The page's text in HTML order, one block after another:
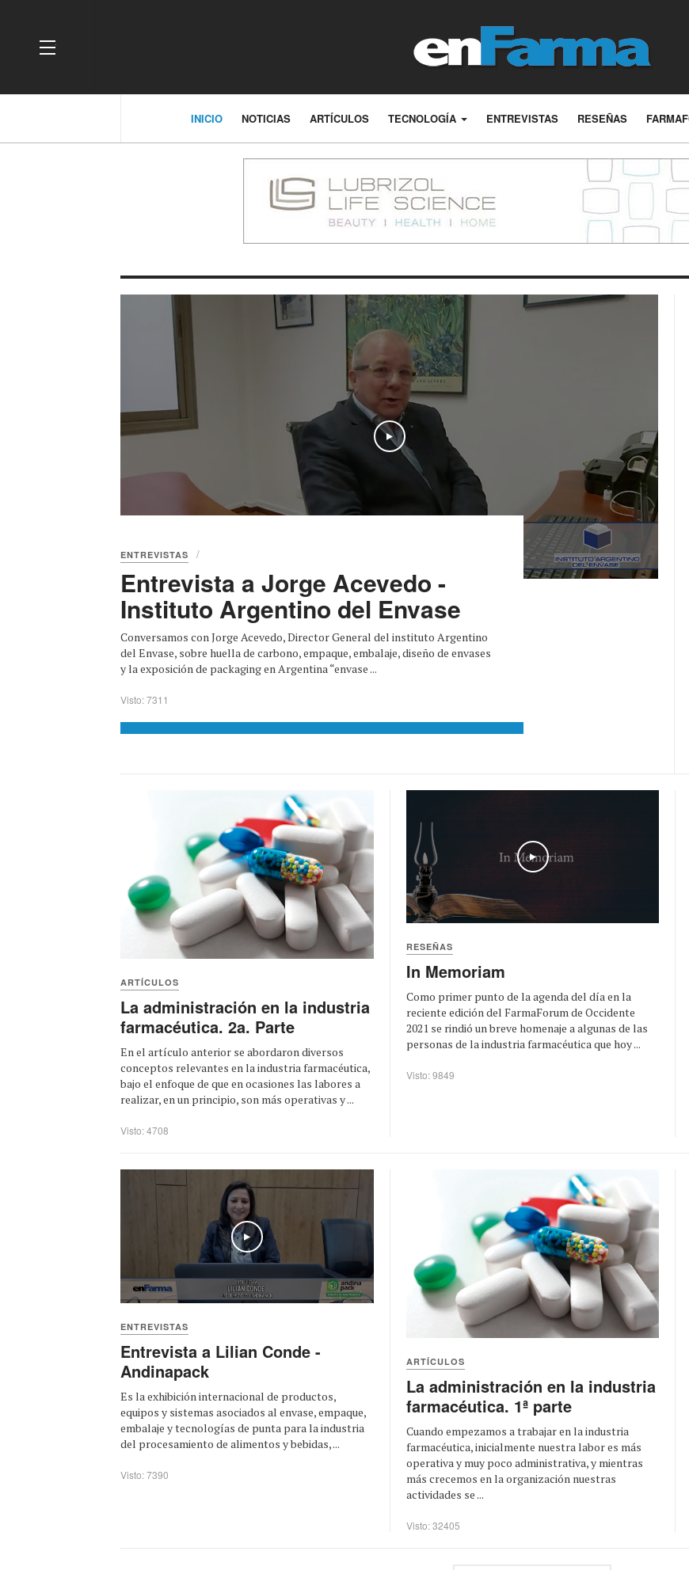
OFF CANVAS
INICIO NOTICIAS ARTÍCULOS TECNOLOGÍA ENTREVISTAS RESEÑAS
Play
ENTREVISTAS
Entrevista a Jorge Acevedo -
Instituto Argentino del Envase
Conversamos con Jorge Acevedo, Director General del instituto Argentino
del Envase, sobre huella de carbono, empaque, embalaje, diseño de envases
y la exposición de packaging en Argentina “envase ...
Visto: 7311
ARTÍCULOS
La administración en la industria
farmacéutica. 2a. Parte
En el artículo anterior se abordaron diversos
conceptos relevantes en la industria farmacéutica,
bajo el enfoque de que en ocasiones las labores a
realizar, en un principio, son más operativas y ...
Visto: 4708
Play
RESEÑAS
In Memoriam
Como primer punto de la agenda del día en la
reciente edición del FarmaForum de Occidente
2021 se rindió un breve homenaje a algunas de las
personas de la industria farmacéutica que hoy ...
Visto: 9849
Play
ENTREVISTAS
Entrevista a Lilian Conde -
Andinapack
Es la exhibición internacional de productos,
equipos y sistemas asociados al envase, empaque,
embalaje y tecnologías de punta para la industria
del procesamiento de alimentos y bebidas, ...
Visto: 7390
ARTÍCULOS
La administración en la industria
farmacéutica. 1ª parte
Cuando empezamos a trabajar en la industria
farmacéutica, inicialmente nuestra labor es más
operativa y muy poco administrativa, y mientras
más crecemos en la organización nuestras
actividades se ...
Visto: 32405